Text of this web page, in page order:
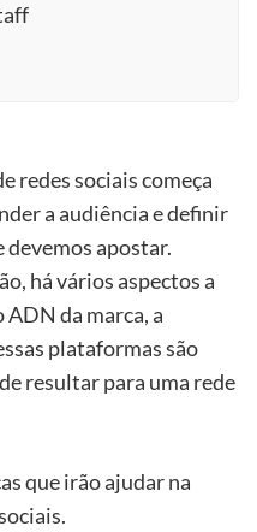
redes sociais começa
a audiência e definir
devemos apostar.
o, há vários aspectos a
da marca, a
plataformas são
resultar para uma rede
que irão ajudar na